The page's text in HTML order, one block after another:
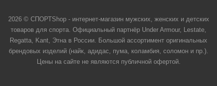
2026 © СПОРТShop - интернет-магазин мужских, женских и детских
товаров для спорта. Официальный партнёр Under Armour, Lestate,
Regatta, Kant, Этна в России. Большой ассортимент оригинальных
брендовых изделий (найк, адидас, пума, коламбия, соломон и пр.).
Цены на сайте не являются публичной офертой.